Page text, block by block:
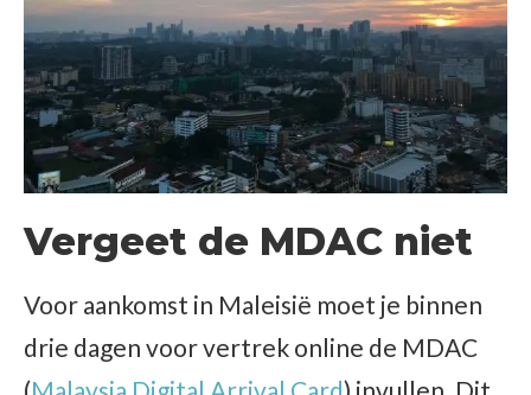
Vergeet de MDAC niet
Voor aankomst in Maleisië moet je binnen
drie dagen voor vertrek online de MDAC